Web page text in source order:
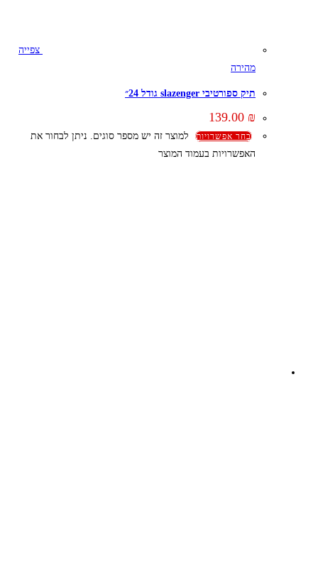
צפייה
מהירה
תיק ספורטיבי slazenger גודל 24״
139.00 ₪
בחר אפשרויות
למוצר זה יש מספר סוגים. ניתן לבחור את
האפשרויות בעמוד המוצר